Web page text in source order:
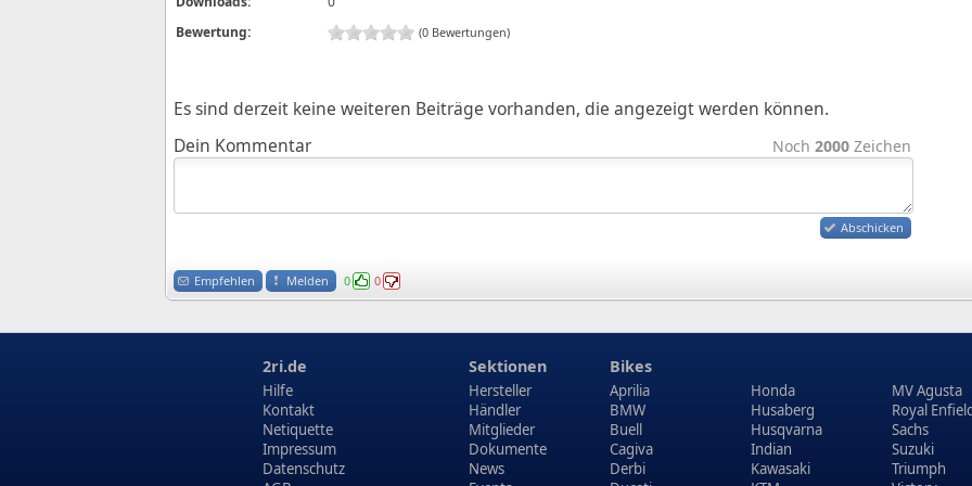
Bewertung:
(0 Bewertungen)
Es sind derzeit keine weiteren Beiträge vorhanden, die angezeigt werden können.
Noch 2000 Zeichen
Dein Kommentar
Abschicken
Empfehlen Melden 0 0
2ri.de
Hilfe
Kontakt
Netiquette
Impressum
Datenschutz
Sektionen
Hersteller
Händler
Mitglieder
Dokumente
News
Bikes
Aprilia
BMW
Buell
Cagiva
Derbi
Honda
Husaberg
Husqvarna
Indian
Kawasaki
MV Agusta
Royal
Sachs
Suzuki
Triumph